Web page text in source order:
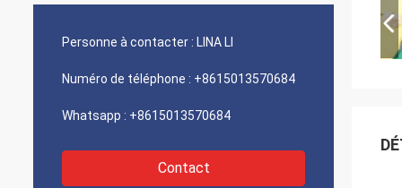
Personne à contacter : LINA LI
Numéro de téléphone : +8615013570684
Whatsapp : +8615013570684
Contact